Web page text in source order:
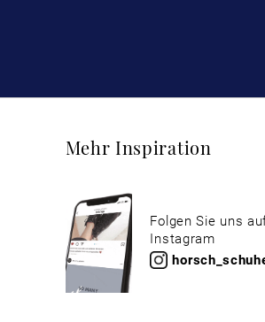
Mehr Inspiration
Folgen Sie uns
Instagram